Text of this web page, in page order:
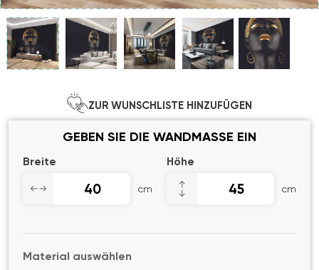
ZUR WUNSCHLISTE HINZUFÜGEN
GEBEN SIE DIE WANDMASSE EIN
Breite
cm
Höhe
cm
Material auswählen